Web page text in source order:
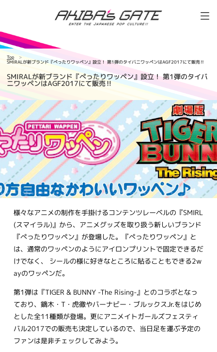
Top
SMIRALが新ブランド『ぺったりワッペン』設立！ 第1弾のタイバニワッペンはAGF2017にて販売‼
SMIRALが新ブランド『ぺったりワッペン』設立！ 第1弾のタイバ
ニワッペンはAGF2017にて販売‼
様々なアニメの制作を手掛けるコンテンツレーベルの『SMIRL
(スマイラル)』から、アニメグッズを取り扱う新しいブランド
『ぺったりワッペン』が登場した。『ぺったりワッペン』と
は、通常のワッペンのようにアイロンプリントで固定できるだ
けでなく、 シールの様に好きなところに貼ることもできる2w
ayのワッペンだ。
第1弾は『TIGER & BUNNY -The Rising-』とのコラボとなっ
ており、鏑木・T・虎徹やバーナビー・ブルックスJr.をはじめ
とした全11種類が登場。更にアニメイトガールズフェスティ
バル2017での販売も決定しているので、当日足を運ぶ予定の
ファンは是非チェックしてみよう。